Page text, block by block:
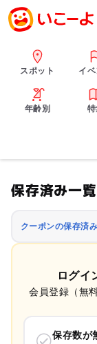
スポット イベ
年齢別
保存済み一覧
クーポンの保存済
ログイ
会員登録（無
保存数が